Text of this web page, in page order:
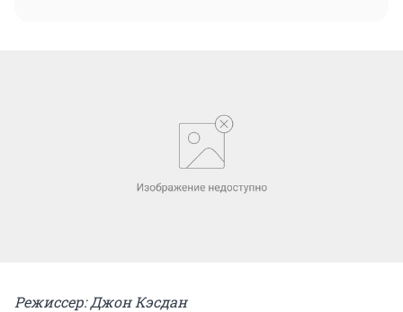
Режиссер: Джон Кэсдан